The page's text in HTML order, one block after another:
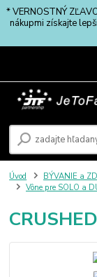
* VERNOSTNÝ
nákupmi získajte
Úvod BÝVANIE a
Vône pre SOLO a